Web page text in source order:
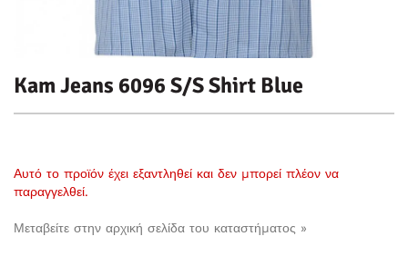
Kam Jeans 6096 S/S Shirt Blue
Αυτό το προϊόν έχει εξαντληθεί και δεν μπορεί πλέον να
παραγγελθεί.
Μεταβείτε στην αρχική σελίδα του καταστήματος »